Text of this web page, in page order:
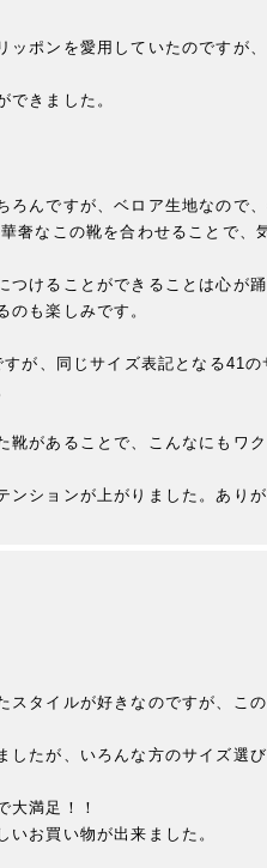
ポンを愛用していたのですが
きました。
んですが、ベロア生地なので
奢なこの靴を合わせることで
けることができることは心が
も楽しみです。
が、同じサイズ表記となる41
があることで、こんなにもワ
ションが上がりました。あり
タイルが好きなのですが、こ
たが、いろんな方のサイズ選
大満足！！
お買い物が出来ました。